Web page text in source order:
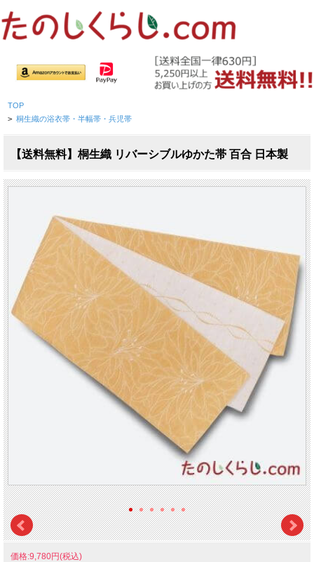
TOP
> 桐生織の浴衣帯・半幅帯・兵児帯
【送料無料】桐生織 リバーシブルゆかた帯 百合 日本製
価格:9,780円(税込)